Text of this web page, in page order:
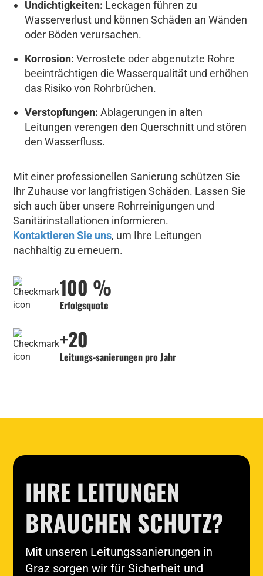
Undichtigkeiten: Leckagen führen zu
Wasserverlust und können Schäden an Wänden
oder Böden verursachen.
Korrosion: Verrostete oder abgenutzte Rohre
beeinträchtigen die Wasserqualität und erhöhen
das Risiko von Rohrbrüchen.
Verstopfungen: Ablagerungen in alten
Leitungen verengen den Querschnitt und stören
den Wasserfluss.
Mit einer professionellen Sanierung schützen Sie
Ihr Zuhause vor langfristigen Schäden. Lassen Sie
sich auch über unsere Rohrreinigungen und
Sanitärinstallationen informieren.
Kontaktieren Sie uns, um Ihre Leitungen
nachhaltig zu erneuern.
100 %
Erfolgsquote
+20
Leitungs-sanierungen pro Jahr
IHRE LEITUNGEN
BRAUCHEN SCHUTZ?
Mit unseren Leitungssanierungen in
Graz sorgen wir für Sicherheit und